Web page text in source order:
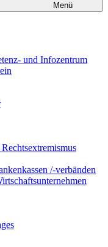
Menü
und Infozentrum
/-verbänden